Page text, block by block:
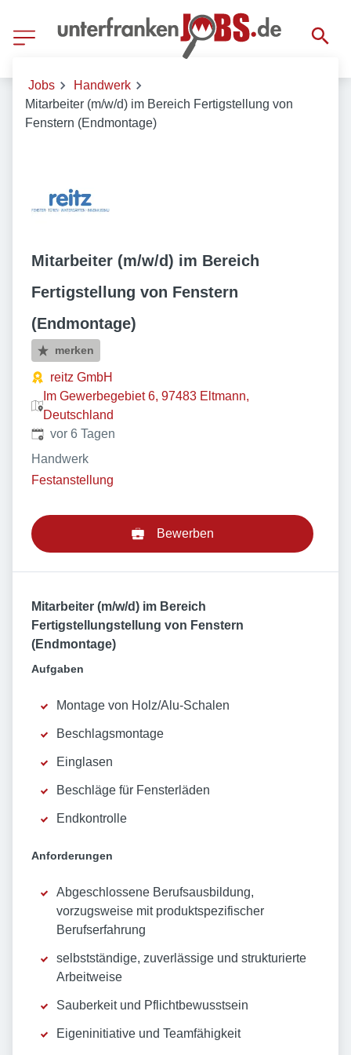
Jobs
Handwerk
Mitarbeiter (m/w/d) im Bereich Fertigstellung von
Fenstern (Endmontage)
Mitarbeiter (m/w/d) im Bereich
Fertigstellung von Fenstern
(Endmontage)
merken
reitz GmbH
Im Gewerbegebiet 6, 97483 Eltmann,
Deutschland
Veröffentlicht:
vor 6 Tagen
Handwerk
Festanstellung
Bewerben
Mitarbeiter (m/w/d) im Bereich
Fertigstellungstellung von Fenstern
(Endmontage)
Aufgaben
Montage von Holz/Alu-Schalen
Beschlagsmontage
Einglasen
Beschläge für Fensterläden
Endkontrolle
Anforderungen
Abgeschlossene Berufsausbildung,
vorzugsweise mit produktspezifischer
Berufserfahrung
selbstständige, zuverlässige und strukturierte
Arbeitweise
Sauberkeit und Pflichtbewusstsein
Eigeninitiative und Teamfähigkeit